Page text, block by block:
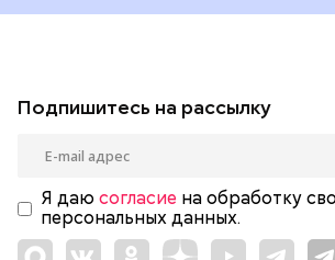
Подпишитесь на рассылку
Я даю согласие на обработку
персональных данных.